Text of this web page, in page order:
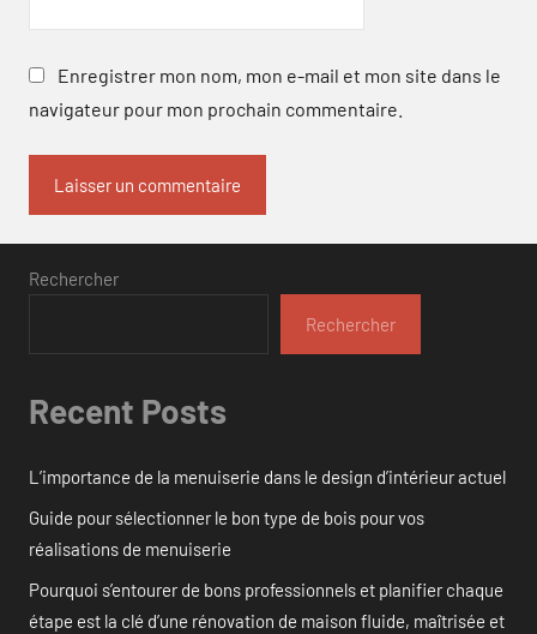
Enregistrer mon nom, mon e-mail et mon site dans le
navigateur pour mon prochain commentaire.
Rechercher
Rechercher
Recent Posts
L’importance de la menuiserie dans le design d’intérieur actuel
Guide pour sélectionner le bon type de bois pour vos
réalisations de menuiserie
Pourquoi s’entourer de bons professionnels et planifier chaque
étape est la clé d’une rénovation de maison fluide, maîtrisée et